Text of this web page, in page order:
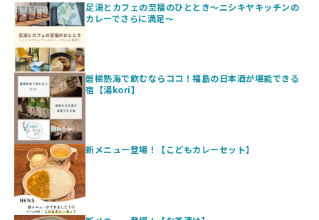
足湯とカフェの至福のひととき〜ニシキヤキッチンの
カレーでさらに満足〜
磐梯熱海で飲むならココ！福島の日本酒が堪能できる
宿【湯kori】
新メニュー登場！【こどもカレーセット】